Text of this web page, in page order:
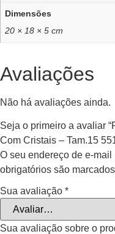
Dimensões
20 × 18 × 5 cm
Avaliações
Não há avaliações ainda.
Seja o primeiro a avaliar
Com Cristais – Tam.15
O seu endereço de e-
obrigatórios são
Sua avaliação *
Sua avaliação sobre o